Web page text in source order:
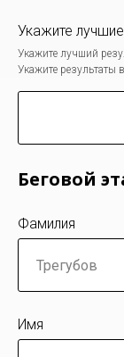
Укажите
Укажите лучший
Укажите результаты
Беговой
Фамилия
Имя